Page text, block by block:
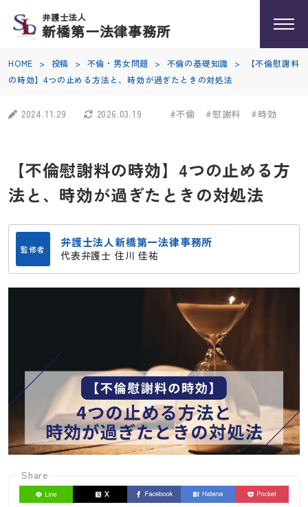
弁護士法人
新橋第一法律事務所
HOME > 投稿 > 不倫・男女問題 > 不倫の基礎知識 >
の時効】4つの止める方法と、時効が過ぎたときの対処法
2024.11.29 2026.03.19 #不倫 #慰謝料 #時効
【不倫慰謝料の時効】4つの止める方
法と、時効が過ぎたときの対処法
監修者 弁護士法人新橋第一法律事務所
代表弁護士 住川 佳祐
Share